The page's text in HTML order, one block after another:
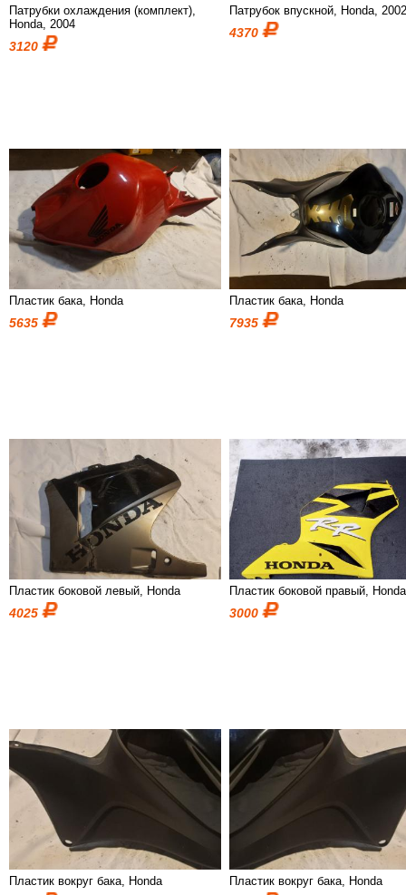
Патрубки охлаждения (комплект),
Honda, 2004
3120
Патрубок впускной, Honda,
4370
Пластик бака, Honda
5635
Пластик бака, Honda
7935
Пластик боковой левый, Honda
4025
Пластик боковой правый, Honda
3000
Пластик вокруг бака, Honda Пластик вокруг бака, Honda